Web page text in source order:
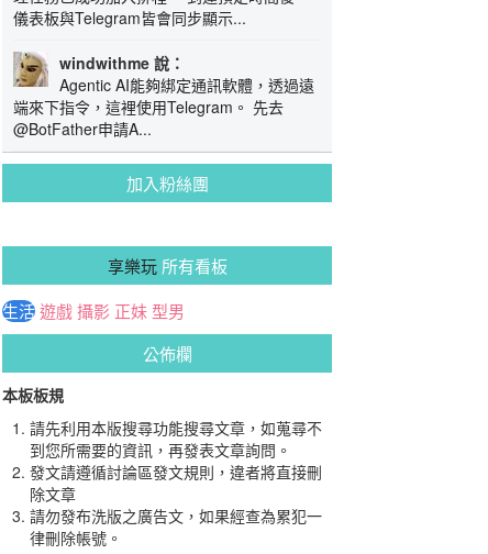
儀表板與Telegram皆會同步顯示...
windwithme 說：
Agentic AI能夠綁定通訊軟體，透過遠
端來下指令，這裡使用Telegram。 先去
@BotFather申請A...
加入粉絲團
享樂玩所有看板
生活遊戲攝影 正妹 型男
公佈欄
本板板規
請先利用本版搜尋功能搜尋文章，如蒐尋不
到您所需要的資訊，再發表文章詢問。
發文請遵循討論區發文規則，違者將直接刪
除文章
請勿發布洗版之廣告文，如果經查為累犯一
律刪除帳號。